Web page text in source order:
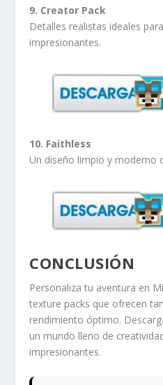
9. Creator Pack
Detalles realistas ideales
impresionantes.
10. Faithless
Un diseño limpio y moderno
CONCLUSIÓN
Personaliza tu aventura en
texture packs que ofrecen
rendimiento óptimo.
un mundo lleno de
impresionantes.